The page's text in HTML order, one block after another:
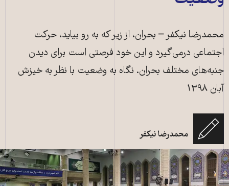
محمدرضا نیکفر – بحران، از زیر که به رو بیاید، حرکت‌
اجتماعی درمی‌گیرد و این خود فرصتی است برای دیدن
جنبه‌های مختلف بحران. نگاه به وضعیت با نظر به خیزش
آبان ۱۳۹۸
محمدرضا نیکفر